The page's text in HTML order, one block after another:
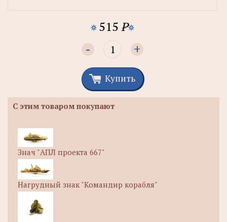
515 P
- +
Купить
С этим товаром покупают
Знач "АПЛ проекта 667"
Нагрудный знак "Командир корабля"